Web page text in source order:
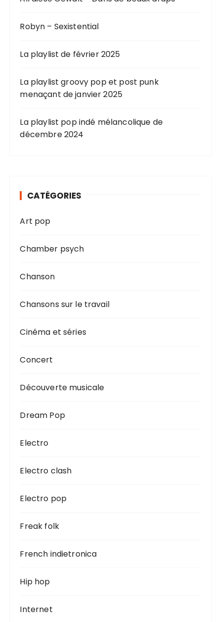
Robyn – Sexistential
La playlist de février 2025
La playlist groovy pop et post punk
menaçant de janvier 2025
La playlist pop indé mélancolique de
décembre 2024
CATÉGORIES
Art pop
Chamber psych
Chanson
Chansons sur le travail
Cinéma et séries
Concert
Découverte musicale
Dream Pop
Electro
Electro clash
Electro pop
Freak folk
French indietronica
Hip hop
Internet